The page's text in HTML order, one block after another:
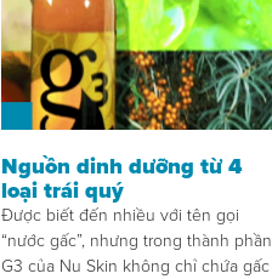
Nguồn dinh dưỡng từ 4
loại trái quý
Được biết đến nhiều với tên gọi
“nước gấc”, nhưng trong thành phần
G3 của Nu Skin không chỉ chứa gấc